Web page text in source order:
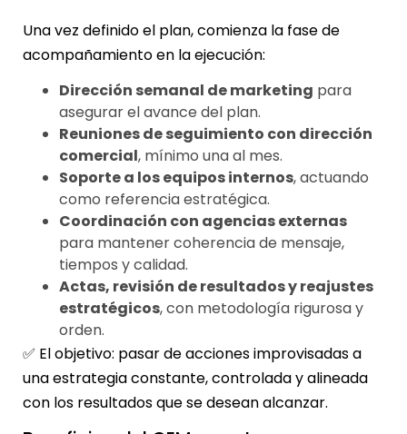
Una vez definido el plan, comienza la fase de
acompañamiento en la ejecución:
Dirección semanal de marketing para
asegurar el avance del plan.
Reuniones de seguimiento con dirección
comercial, mínimo una al mes.
Soporte a los equipos internos, actuando
como referencia estratégica.
Coordinación con agencias externas
para mantener coherencia de mensaje,
tiempos y calidad.
Actas, revisión de resultados y reajustes
estratégicos, con metodología rigurosa y
orden.
✅ El objetivo: pasar de acciones improvisadas a
una estrategia constante, controlada y alineada
con los resultados que se desean alcanzar.